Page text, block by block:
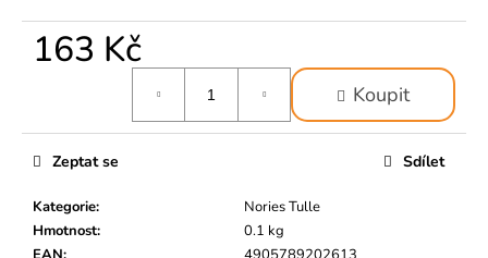
163 Kč
Koupit
Kategorie:
Nories Tulle
Hmotnost:
0.1 kg
Zeptat se Sdílet
u
e
m